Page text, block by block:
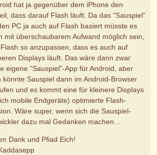
hat ja gegenüber dem iPhone den
dass darauf Flash läuft. Da das "Sauspiel"
PC ja auch auf Flash basiert müsste es
mit überschaubarem Aufwand möglich sein,
so anzupassen, dass es auch auf
Displays läuft. Das wäre dann zwar
eigene "Sauspiel"-App für Android, aber
könnte Sauspiel dann im Android-Browser
und es kommt eine für kleinere Displays
mobile Endgeräte) optimierte Flash-
Wäre super, wenn sich die Sauspiel-
dazu mal Gedanken machen...
Dank und Pfiad Eich!